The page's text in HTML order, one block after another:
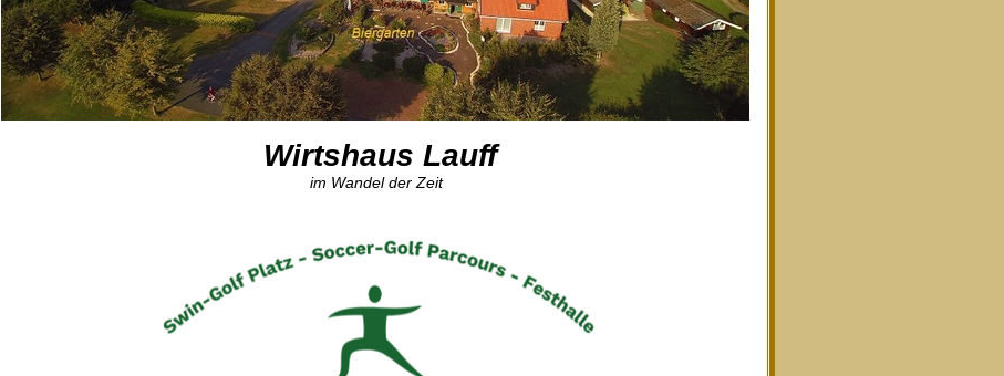
Wirtshaus Lauff
im Wandel der Zeit